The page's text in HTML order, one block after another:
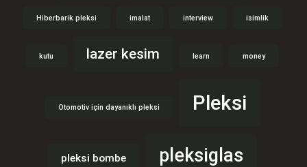
Hiberbarik pleksi imalat interview isimlik
kutu lazer kesim learn money
Otomotiv için dayanıklı pleksi Pleksi
pleksi bombe pleksiglas